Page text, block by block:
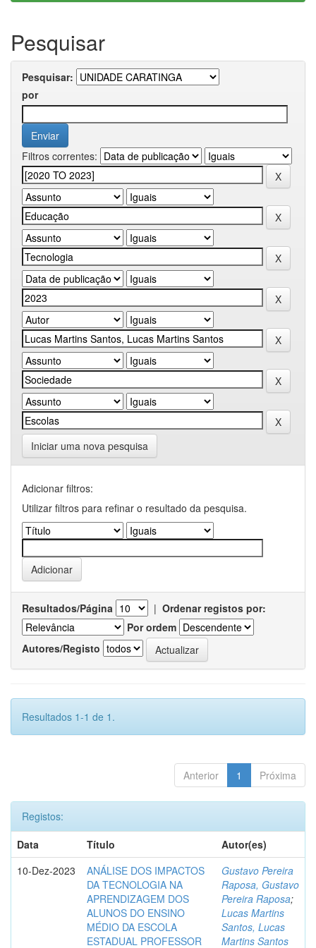
Pesquisar
Pesquisar:
por
Filtros correntes:
Iniciar uma nova pesquisa
Adicionar filtros:
Utilizar filtros para refinar o resultado da pesquisa.
Resultados/Página | Ordenar registos por:
Por ordem
Autores/Registo
Resultados 1-1 de 1.
Anterior 1 Próxima
Registos:
Data
Título
Autor(es)
10-Dez-2023
ANÁLISE DOS IMPACTOS
DA TECNOLOGIA NA
APRENDIZAGEM DOS
ALUNOS DO ENSINO
MÉDIO DA ESCOLA
ESTADUAL PROFESSOR
Gustavo Pereira
Raposa, Gustavo
Pereira Raposa;
Lucas Martins
Santos, Lucas
Martins Santos